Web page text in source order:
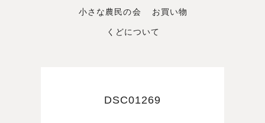
小さな農民の会
お買い物
くどについて
DSC01269